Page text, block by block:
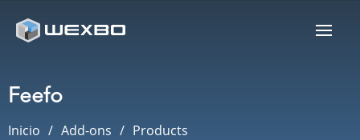
Feefo
Inicio Add-ons Products